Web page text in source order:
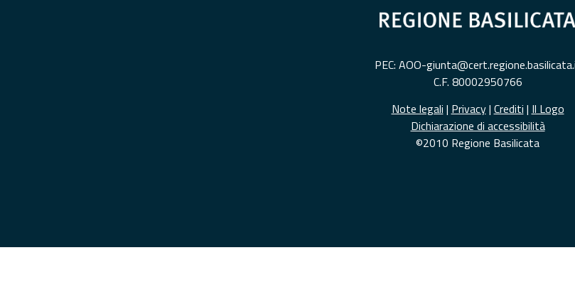
PEC: AOO-
C.F. 80002950766
Note legali | Privacy| Crediti | Il Logo
Dichiarazione di accessibilità
©2010 Regione Basilicata